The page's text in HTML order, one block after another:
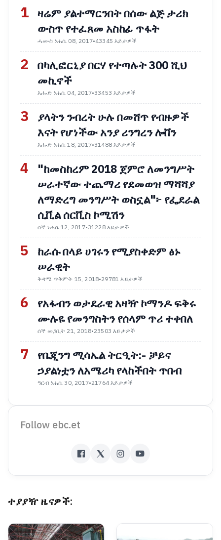
1 ዛሬም ያልተማርንበት በሰው ልጅ ታሪክ
ውስጥ የተፈጸመ አስከፊ ጥፋት
ሓሙስ ነሐሴ 08, 2017•43345 እይታዎች
2 በካሊፎርኒያ በርሃ የተጣሉት 300 ሺህ
መኪኖች
እሑድ ነሐሴ 04, 2017•33453 እይታዎች
3
ያላትን ንብረት ሁሉ በመሸጥ የብዙዎች
እናት የሆነችው አንያ ሪንግረን ሎቨን
እሑድ ነሐሴ 18, 2017•31488 እይታዎች
4
"ከመስከረም 2018 ጀምሮ ለመንግሥት
ሠራተኛው ተጨማሪ የደመወዝ ማሻሻያ
ለማድረግ መንግሥት ወስኗል"፦ የፌደራል
ሲቪል ሰርቪስ ኮሚሽን
ሰኞ ነሐሴ 12, 2017•31228 እይታዎች
5
ከራሱ በላይ ሀገሩን የሚያስቀድም ፅኑ
ሠራዊት
ቅዳሜ ጥቅምት 15, 2018•29781 እይታዎች
6
የአፋብን ወታደራዊ አዛዥ ኮማንዶ ፍቅሩ
ሙሉዬ የመንግስትን የሰላም ጥሪ ተቀበለ
ሰኞ መጋቢት 21, 2018•23503 እይታዎች
7
የቤጂንግ ሚሳኤል ትርዒት:- ቻይና
ኃያልነቷን ለአሜሪካ የላከችበት ጥበብ
ዓርብ ነሐሴ 30, 2017•21764 እይታዎች
Follow ebc.et
ተያያዥ ዜናዎች: